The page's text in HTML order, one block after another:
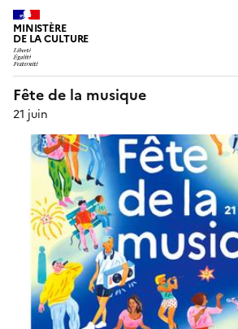
MINISTÈRE
DE LA CULTURE
Fête de la musique
21 juin